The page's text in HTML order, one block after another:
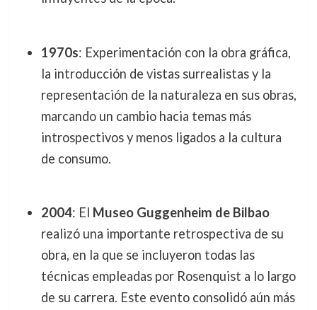
1970s: Experimentación con la obra gráfica,
la introducción de vistas surrealistas y la
representación de la naturaleza en sus obras,
marcando un cambio hacia temas más
introspectivos y menos ligados a la cultura
de consumo.
2004: El Museo Guggenheim de Bilbao
realizó una importante retrospectiva de su
obra, en la que se incluyeron todas las
técnicas empleadas por Rosenquist a lo largo
de su carrera. Este evento consolidó aún más